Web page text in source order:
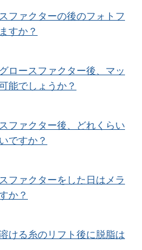
ファクターの後のフォトフ
すか？
ロースファクター後、マッ
能でしょうか？
ファクター後、どれくらい
ですか？
ファクターをした日はメラ
か？
ける糸のリフト後に脱脂は